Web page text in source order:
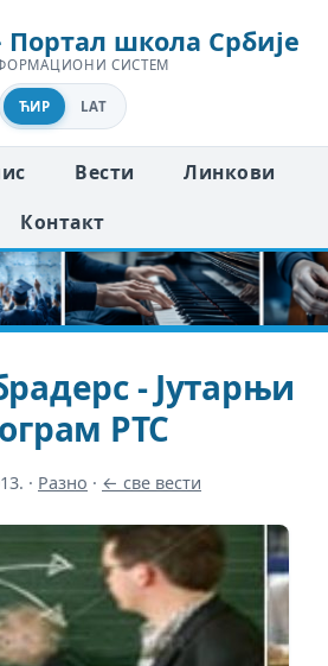
школа Србије
СИСТЕМ
ЋИР LAT
Вести
Линкови
Контакт
- Јутарњи
РТС
· Разно · ← све вести